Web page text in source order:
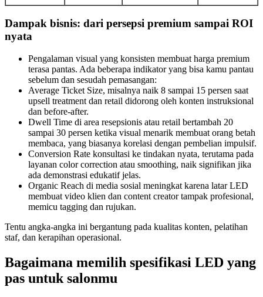
Dampak bisnis: dari persepsi premium sampai ROI
nyata
Pengalaman visual yang konsisten membuat harga premium
terasa pantas. Ada beberapa indikator yang bisa kamu pantau
sebelum dan sesudah pemasangan:
Average Ticket Size, misalnya naik 8 sampai 15 persen saat
upsell treatment dan retail didorong oleh konten instruksional
dan before-after.
Dwell Time di area resepsionis atau retail bertambah 20
sampai 30 persen ketika visual menarik membuat orang betah
membaca, yang biasanya korelasi dengan pembelian impulsif.
Conversion Rate konsultasi ke tindakan nyata, terutama pada
layanan color correction atau smoothing, naik signifikan jika
ada demonstrasi edukatif jelas.
Organic Reach di media sosial meningkat karena latar LED
membuat video klien dan content creator tampak profesional,
memicu tagging dan rujukan.
Tentu angka-angka ini bergantung pada kualitas konten, pelatihan
staf, dan kerapihan operasional.
Bagaimana memilih spesifikasi LED yang
pas untuk salonmu